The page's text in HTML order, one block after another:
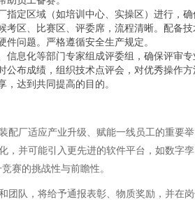
指定区域（如培训中心、实操区）进行，确
考区、比赛区、评委席，流程清晰。配备技
件问题。严格遵循安全生产规定。
信息化等部门专家组成评委组，确保评审专
公布成绩，组织技术点评会，对优秀操作方
达到共同提高的目的。
配厂适应产业升级、赋能一线员工的重要举
，并可能引入更先进的软件平台，如数字孪
赛的挑战性与前瞻性。
团队，将给予通报表彰、物质奖励，并在